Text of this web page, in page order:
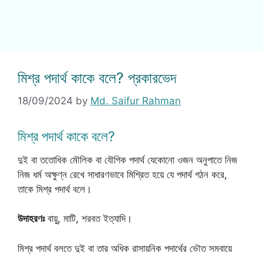
মিশ্র পদার্থ কাকে বলে? প্রকারভেদ
18/09/2024 by Md. Saifur Rahman
মিশ্র পদার্থ কাকে বলে?
দুই বা ততোধিক মৌলিক বা যৌগিক পদার্থ যেকোনো ওজন অনুপাতে নিজ
নিজ ধর্ম অক্ষুণ্ন রেখে সাধারণভাবে মিশ্রিত হয়ে যে পদার্থ গঠন করে,
তাকে মিশ্র পদার্থ বলে।
উদাহরণঃবায়ু, মাটি, শরবত ইত্যাদি।
মিশ্র পদার্থ বলতে দুই বা তার অধিক রাসায়নিক পদার্থের ভৌত সমবায়ে